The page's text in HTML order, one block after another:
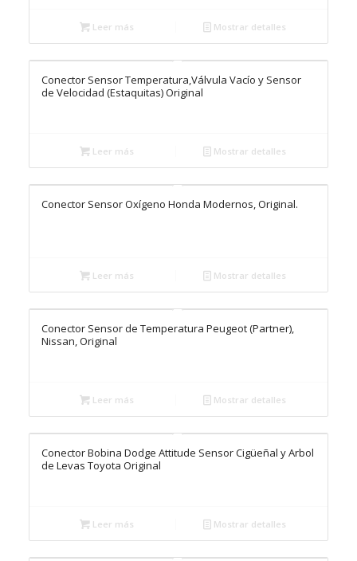
Leer más Mostrar detalles
Conector Sensor Temperatura,Válvula Vacío y Sensor
de Velocidad (Estaquitas) Original
Leer más Mostrar detalles
Conector Sensor Oxígeno Honda Modernos, Original.
Leer más Mostrar detalles
Conector Sensor de Temperatura Peugeot (Partner),
Nissan, Original
Leer más Mostrar detalles
Conector Bobina Dodge Attitude Sensor Cigüeñal y Arbol
de Levas Toyota Original
Leer más Mostrar detalles